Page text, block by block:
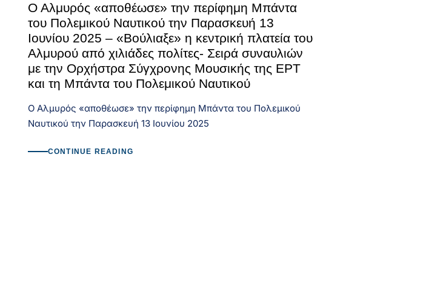
Ο Αλμυρός «αποθέωσε» την περίφημη Μπάντα
του Πολεμικού Ναυτικού την Παρασκευή 13
Ιουνίου 2025 – «Βούλιαξε» η κεντρική πλατεία του
Αλμυρού από χιλιάδες πολίτες- Σειρά συναυλιών
με την Ορχήστρα Σύγχρονης Μουσικής της ΕΡΤ
και τη Μπάντα του Πολεμικού Ναυτικού
Ο Αλμυρός «αποθέωσε» την περίφημη Μπάντα του Πολεμικού
Ναυτικού την Παρασκευή 13 Ιουνίου 2025
CONTINUE READING